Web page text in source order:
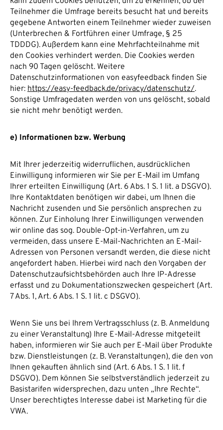
Teilnehmer die Umfrage bereits besucht hat und bereits
gegebene Antworten einem Teilnehmer wieder zuweisen
(Unterbrechen & Fortführen einer Umfrage, § 25
TDDDG). Außerdem kann eine Mehrfachteilnahme mit
den Cookies verhindert werden. Die Cookies werden
nach 90 Tagen gelöscht. Weitere
Datenschutzinformationen von easyfeedback finden Sie
hier: https://easy-feedback.de/privacy/datenschutz/.
Sonstige Umfragedaten werden von uns gelöscht, sobald
sie nicht mehr benötigt werden.
e) Informationen bzw. Werbung
Mit Ihrer jederzeitig widerruflichen, ausdrücklichen
Einwilligung informieren wir Sie per E-Mail im Umfang
Ihrer erteilten Einwilligung (Art. 6 Abs. 1 S. 1 lit. a DSGVO).
Ihre Kontaktdaten benötigen wir dabei, um Ihnen die
Nachricht zusenden und Sie persönlich ansprechen zu
können. Zur Einholung Ihrer Einwilligungen verwenden
wir online das sog. Double-Opt-in-Verfahren, um zu
vermeiden, dass unsere E-Mail-Nachrichten an E-Mail-
Adressen von Personen versandt werden, die diese nicht
angefordert haben. Hierbei wird nach den Vorgaben der
Datenschutzaufsichtsbehörden auch Ihre IP-Adresse
erfasst und zu Dokumentationszwecken gespeichert (Art.
7 Abs. 1, Art. 6 Abs. 1 S. 1 lit. c DSGVO).
Wenn Sie uns bei Ihrem Vertragsschluss (z. B. Anmeldung
zu einer Veranstaltung) Ihre E-Mail-Adresse mitgeteilt
haben, informieren wir Sie auch per E-Mail über Produkte
bzw. Dienstleistungen (z. B. Veranstaltungen), die den von
Ihnen gekauften ähnlich sind (Art. 6 Abs. 1 S. 1 lit. f
DSGVO). Dem können Sie selbstverständlich jederzeit zu
Basistarifen widersprechen, dazu unten „Ihre Rechte“.
Unser berechtigtes Interesse dabei ist Marketing für die
VWA.